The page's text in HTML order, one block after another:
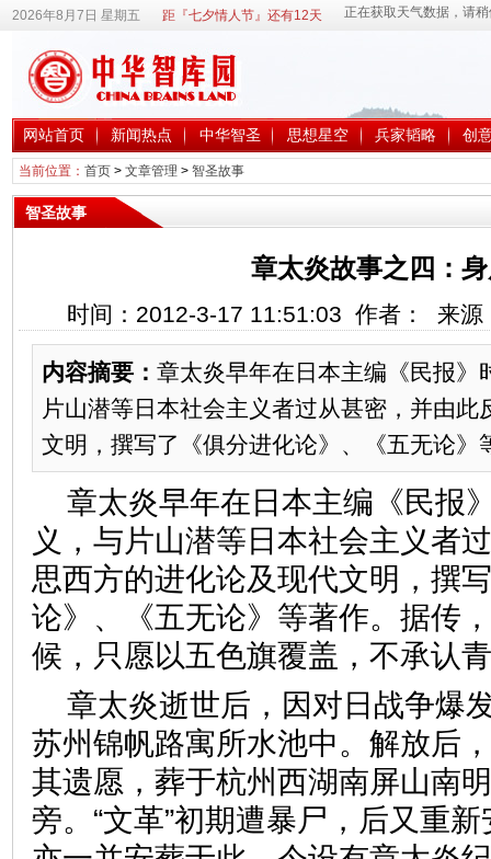
2026年8月7日 星期五 距『七夕情人节』还有12天
网站首页 新闻热点 中华智圣 思想星空 兵家韬略 创
当前位置： 首页> 文章管理 > 智圣故事
智圣故事
章太炎故事之四：
时间：2012-3-17 11:51:03 作者： 来
内容摘要： 章太炎早年在日本主编《民报》
片山潜等日本社会主义者过从甚密，并由此
文明，撰写了《俱分进化论》、《五无论》
章太炎早年在日本主编《民报
义，与片山潜等日本社会主义者
思西方的进化论及现代文明，撰
论》、《五无论》等著作。据传
候，只愿以五色旗覆盖，不承认
章太炎逝世后，因对日战争爆
苏州锦帆路寓所水池中。解放后
其遗愿，葬于杭州西湖南屏山南
旁。“文革”初期遭暴尸，后又重